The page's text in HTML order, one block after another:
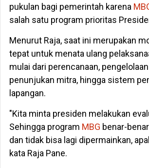
pukulan bagi pemerintah karena
salah satu program prioritas
Menurut Raja, saat ini merupakan
tepat untuk menata ulang
mulai dari perencanaan,
penunjukan mitra, hingga sistem
lapangan.
"Kita minta presiden melakukan
Sehingga program MBG benar-
dan tidak bisa lagi dipermainkan,
kata Raja Pane.